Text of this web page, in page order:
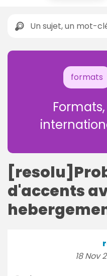
formats
d'accents
18 Nov